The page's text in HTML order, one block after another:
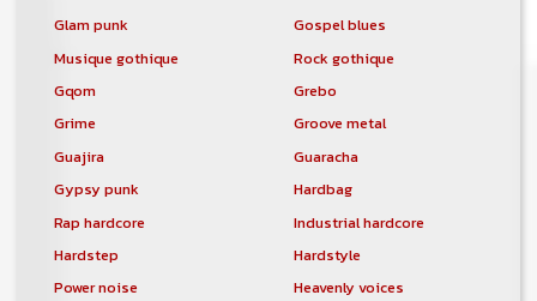
Glam punk
Gospel blues
Musique gothique
Rock gothique
Gqom
Grebo
Grime
Groove metal
Guajira
Guaracha
Gypsy punk
Hardbag
Rap hardcore
Industrial hardcore
Hardstep
Hardstyle
Power noise
Heavenly voices